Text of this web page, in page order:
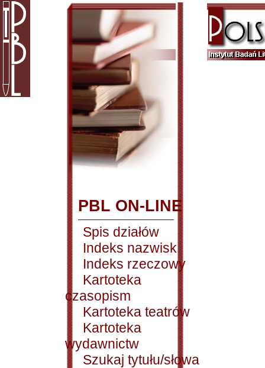
PBL ON-LINE
Spis działów
Indeks nazwisk
Indeks rzeczowy
Kartoteka
czasopism
Kartoteka teatrów
Kartoteka
wydawnictw
Szukaj tytułu/słowa